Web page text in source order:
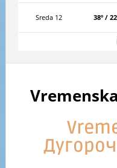
Sreda 12 38º /